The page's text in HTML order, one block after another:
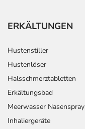
ERKÄLTUNGEN
Hustenstiller
Hustenlöser
Halsschmerztabletten
Erkältungsbad
Meerwasser Nasenspray
Inhaliergeräte